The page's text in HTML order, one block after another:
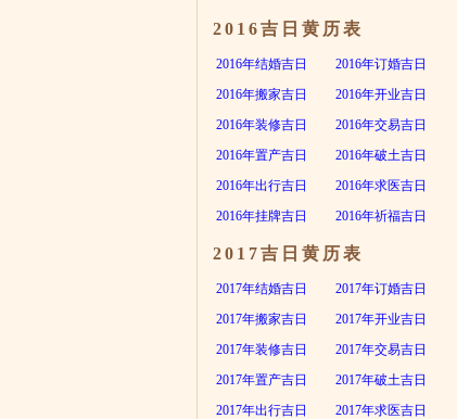
2016吉日黄历表
2016年结婚吉日
2016年订婚吉日
2016年搬家吉日
2016年开业吉日
2016年装修吉日
2016年交易吉日
2016年置产吉日
2016年破土吉日
2016年出行吉日
2016年求医吉日
2016年挂牌吉日
2016年祈福吉日
2017吉日黄历表
2017年结婚吉日
2017年订婚吉日
2017年搬家吉日
2017年开业吉日
2017年装修吉日
2017年交易吉日
2017年置产吉日
2017年破土吉日
2017年出行吉日
2017年求医吉日